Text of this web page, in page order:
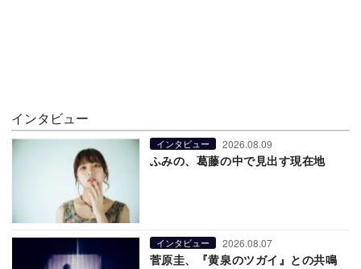
インタビュー
インタビュー 2026.08.09
ふみの、葛藤の中で見出す現在地
インタビュー 2026.08.07
菅原圭、『黄泉のツガイ』との共鳴